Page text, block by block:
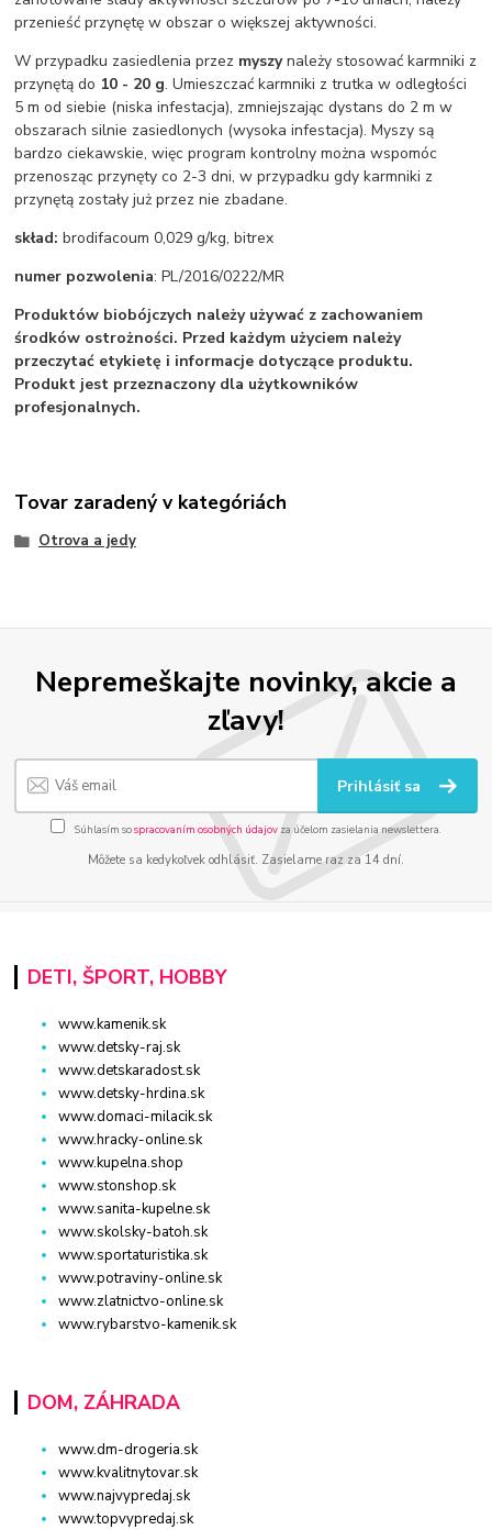
przenieść przynętę w obszar o większej aktywności.
W przypadku zasiedlenia przez myszynależy stosować karmniki z
przynętą do 10 - 20 g. Umieszczać karmniki z trutka w odległości
5 m od siebie (niska infestacja), zmniejszając dystans do 2 m w
obszarach silnie zasiedlonych (wysoka infestacja). Myszy są
bardzo ciekawskie, więc program kontrolny można wspomóc
przenosząc przynęty co 2-3 dni, w przypadku gdy karmniki z
przynętą zostały już przez nie zbadane.
skład: brodifacoum 0,029 g/kg, bitrex
numer pozwolenia: PL/2016/0222/MR
Produktów biobójczych należy używać z zachowaniem
środków ostrożności. Przed każdym użyciem należy
przeczytać etykietę i informacje dotyczące produktu.
Produkt jest przeznaczony dla użytkowników
profesjonalnych.
Tovar zaradený v kategóriách
Otrova a jedy
Nepremeškajte novinky, akcie a
zľavy!
Prihlásiť sa
Súhlasím sospracovaním osobných údajov za účelom zasielania newslettera.
Môžete sa kedykoľvek odhlásiť. Zasielame raz za 14 dní.
DETI, ŠPORT, HOBBY
www.kamenik.sk
www.detsky-raj.sk
www.detskaradost.sk
www.detsky-hrdina.sk
www.domaci-milacik.sk
www.hracky-online.sk
www.kupelna.shop
www.stonshop.sk
www.sanita-kupelne.sk
www.skolsky-batoh.sk
www.sportaturistika.sk
www.potraviny-online.sk
www.zlatnictvo-online.sk
www.rybarstvo-kamenik.sk
DOM, ZÁHRADA
www.dm-drogeria.sk
www.kvalitnytovar.sk
www.najvypredaj.sk
www.topvypredaj.sk